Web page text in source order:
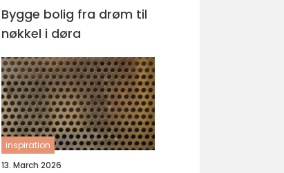
Bygge bolig fra drøm til
nøkkel i døra
inspiration
13. March 2026